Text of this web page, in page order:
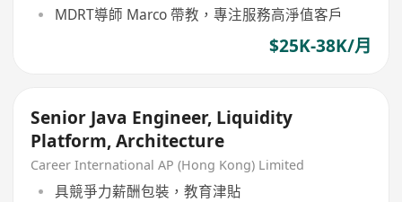
MDRT導師 Marco 帶教，專注服務高淨值客戶
$25K-38K/月
Senior Java Engineer, Liquidity
Platform, Architecture
Career International AP (Hong Kong) Limited
具競爭力薪酬包裝，教育津貼